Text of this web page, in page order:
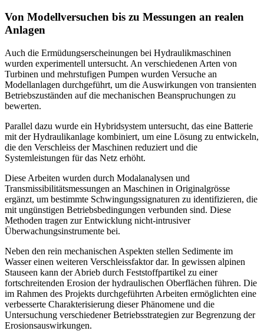
Von Modellversuchen bis zu Messungen an realen
Anlagen
Auch die Ermüdungserscheinungen bei Hydraulikmaschinen
wurden experimentell untersucht. An verschiedenen Arten von
Turbinen und mehrstufigen Pumpen wurden Versuche an
Modellanlagen durchgeführt, um die Auswirkungen von transienten
Betriebszuständen auf die mechanischen Beanspruchungen zu
bewerten.
Parallel dazu wurde ein Hybridsystem untersucht, das eine Batterie
mit der Hydraulikanlage kombiniert, um eine Lösung zu entwickeln,
die den Verschleiss der Maschinen reduziert und die
Systemleistungen für das Netz erhöht.
Diese Arbeiten wurden durch Modalanalysen und
Transmissibilitätsmessungen an Maschinen in Originalgrösse
ergänzt, um bestimmte Schwingungssignaturen zu identifizieren, die
mit ungünstigen Betriebsbedingungen verbunden sind. Diese
Methoden tragen zur Entwicklung nicht-intrusiver
Überwachungsinstrumente bei.
Neben den rein mechanischen Aspekten stellen Sedimente im
Wasser einen weiteren Verschleissfaktor dar. In gewissen alpinen
Stauseen kann der Abrieb durch Feststoffpartikel zu einer
fortschreitenden Erosion der hydraulischen Oberflächen führen. Die
im Rahmen des Projekts durchgeführten Arbeiten ermöglichten eine
verbesserte Charakterisierung dieser Phänomene und die
Untersuchung verschiedener Betriebsstrategien zur Begrenzung der
Erosionsauswirkungen.